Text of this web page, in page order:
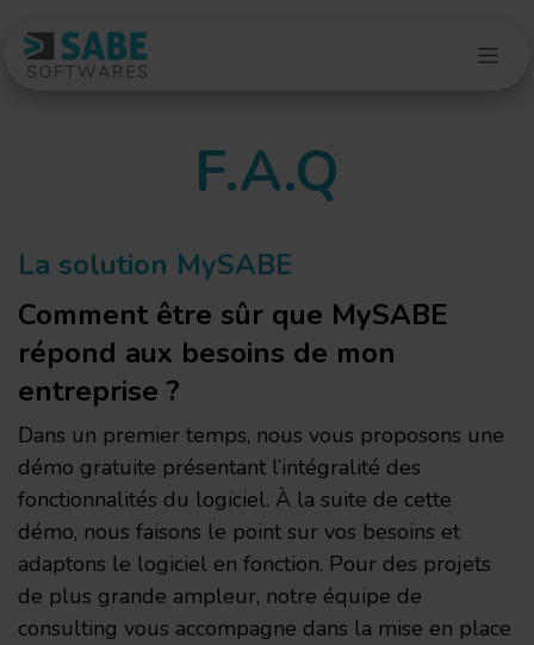
F.A.Q
La solution MySABE
Comment être sûr que MySABE
répond aux besoins de mon
entreprise ?
Dans un premier temps, nous vous proposons une
démo gratuite présentant l’intégralité des
fonctionnalités du logiciel. À la suite de cette
démo, nous faisons le point sur vos besoins et
adaptons le logiciel en fonction. Pour des projets
de plus grande ampleur, notre équipe de
consulting vous accompagne dans la mise en place